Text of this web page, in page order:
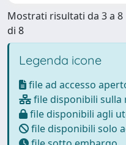
Mostrati risultati da 3 a 8
di 8
Legenda icone
file ad accesso
file disponibili sulla
file disponibili agli
file disponibili solo